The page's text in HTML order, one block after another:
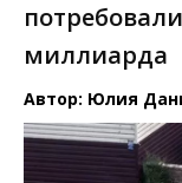
миллиарда
Автор: Юлия